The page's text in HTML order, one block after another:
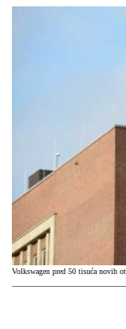
Volkswagen pred 50 tisuća novih